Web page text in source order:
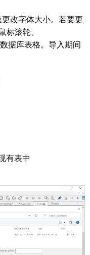
改字体大小。若要更
滚轮。
据库表格。导入期间
有表中